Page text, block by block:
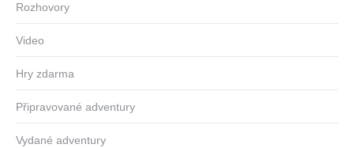
Rozhovory
Video
Hry zdarma
Připravované adventury
Vydané adventury